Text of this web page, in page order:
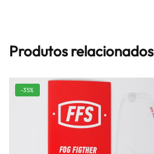
Produtos relacionados
-35%